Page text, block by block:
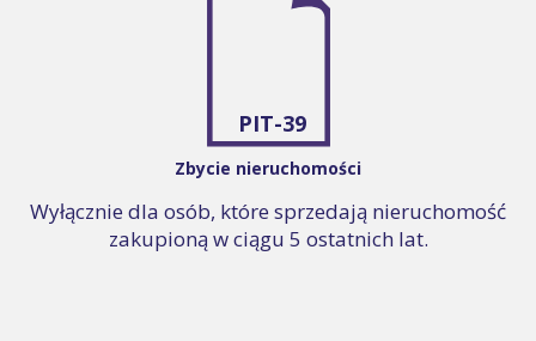
PIT-39
Zbycie nieruchomości
Wyłącznie dla osób, które sprzedają nieruchomość
zakupioną w ciągu 5 ostatnich lat.